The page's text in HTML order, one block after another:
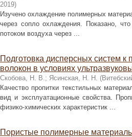
2019)
Изучено охлаждение полимерных
через сопло охлаждения. Показано,
потоком воздуха через ...
Подготовка дисперсных систем
волокон в условиях
Скобова, Н. В.; Ясинская, Н. Н. (
Качество пропитки текстильных
вид и эксплуатационные свойства.
физико-химических характеристик ...
Пористые полимерные